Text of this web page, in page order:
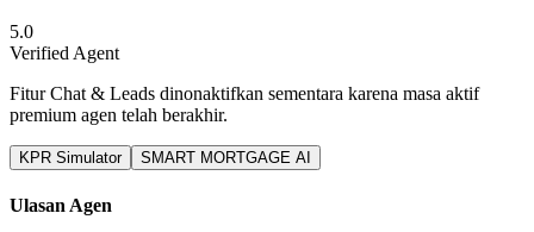
5.0
Verified Agent
Fitur Chat & Leads dinonaktifkan sementara karena masa aktif
premium agen telah berakhir.
KPR Simulator SMART MORTGAGE AI
Ulasan Agen